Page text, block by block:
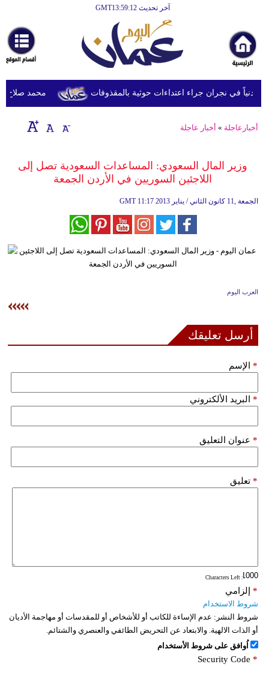
آخر تحديث GMT13:59:12
أخبارعاجلة
رياضة
ثقافة
إقتصاد
وموسيقى
سياحة
ديكور
مرأة
وتكنولوجيا
محمد صلاح يصل
أخبارعاجلة » أخبار عاجلة
وزير المال السعودي: المساعدات السعودية تصل إلى
اللاجئين السوريين في الأردن الجمعة
GMT 11:17 2013 الجمعة ,11 كانون الثاني / يناير
العرب اليوم
أرسل تعليقك
الإسم *
البريد الألكتروني *
عنوان التعليق *
تعليق *
: Characters Left
إلزامي *
شروط الاستخدام
شروط النشر: عدم الإساءة للكاتب أو للأشخاص أو للمقدسات أو مهاجمة الأديان
أو الذات الالهية. والابتعاد عن التحريض الطائفي والعنصري والشتائم.
اُوافق على شروط الأستخدام
Security Code *